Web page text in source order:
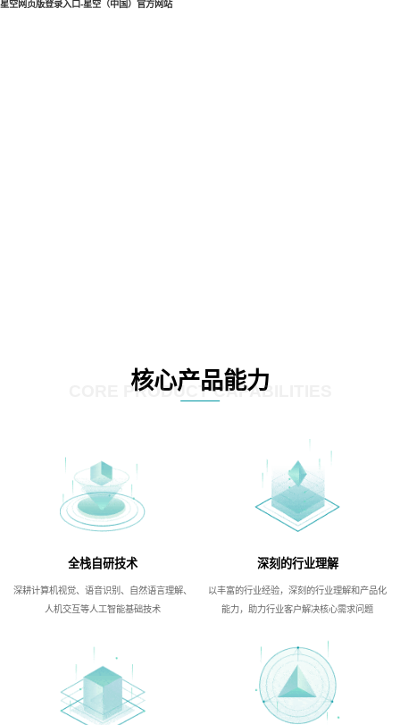
星空网页版登录入口-星空（中国）官方网站
核心产品能力
CORE PRODUCT CAPABILITIES
全栈自研技术
深耕计算机视觉、语音识别、自然语言理解、
人机交互等人工智能基础技术
深刻的行业理解
以丰富的行业经验，深刻的行业理解和产品化
能力，助力行业客户解决核心需求问题